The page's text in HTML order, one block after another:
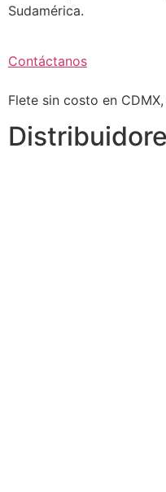
Sudamérica.
Contáctanos
Flete sin costo en